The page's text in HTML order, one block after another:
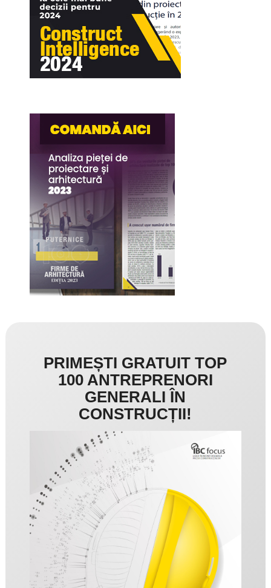
PRIMEȘTI GRATUIT TOP
100 ANTREPRENORI
GENERALI ÎN
CONSTRUCȚII!